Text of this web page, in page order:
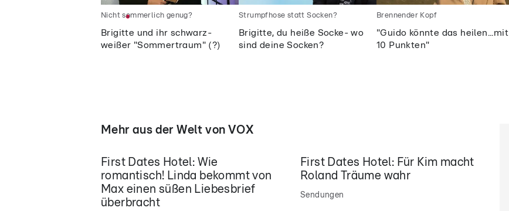
Brigitte und ihr schwarz-
weißer "Sommertraum" (?)
Nicht sommerlich genug?
Brigitte, du heiße Socke- wo
sind deine Socken?
Strumpfhose statt Socken?
"Guido könnte das heilen...mit
10 Punkten"
Brennender Kopf
Mehr aus der Welt von VOX
First Dates Hotel: Wie
romantisch! Linda bekommt von
Max einen süßen Liebesbrief
überbracht
First Dates Hotel: Für Kim macht
Roland Träume wahr
Sendungen